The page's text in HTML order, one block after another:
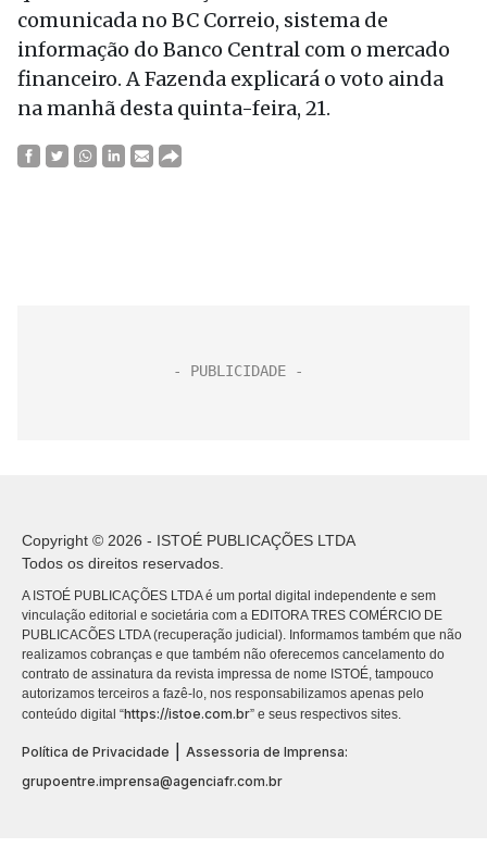
comunicada no BC Correio, sistema de
informação do Banco Central com o mercado
financeiro. A Fazenda explicará o voto ainda
na manhã desta quinta-feira, 21.
Copyright © 2026 - ISTOÉ PUBLICAÇÕES LTDA
Todos os direitos reservados.
A ISTOÉ PUBLICAÇÕES LTDA é um portal digital independente e sem
vinculação editorial e societária com a EDITORA TRES COMÉRCIO DE
PUBLICACÕES LTDA (recuperação judicial). Informamos também que não
realizamos cobranças e que também não oferecemos cancelamento do
contrato de assinatura da revista impressa de nome ISTOÉ, tampouco
autorizamos terceiros a fazê-lo, nos responsabilizamos apenas pelo
conteúdo digital “https://istoe.com.br” e seus respectivos sites.
Política de Privacidade
Assessoria de Imprensa:
grupoentre.imprensa@agenciafr.com.br